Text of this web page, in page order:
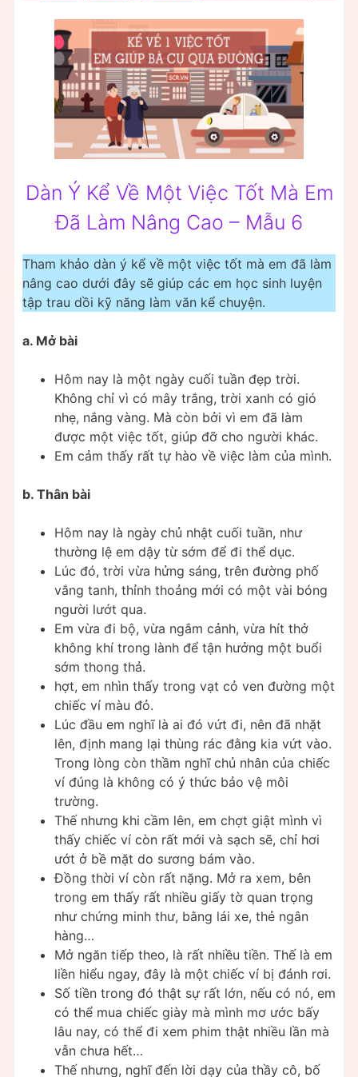
Dàn Ý Kể Về Một Việc Tốt Mà Em
Đã Làm Nâng Cao – Mẫu 6
Tham khảo dàn ý kể về một việc tốt mà em đã làm
nâng cao dưới đây sẽ giúp các em học sinh luyện
tập trau dồi kỹ năng làm văn kể chuyện.
a. Mở bài
Hôm nay là một ngày cuối tuần đẹp trời.
Không chỉ vì có mây trắng, trời xanh có gió
nhẹ, nắng vàng. Mà còn bởi vì em đã làm
được một việc tốt, giúp đỡ cho người khác.
Em cảm thấy rất tự hào về việc làm của mình.
b. Thân bài
Hôm nay là ngày chủ nhật cuối tuần, như
thường lệ em dậy từ sớm để đi thể dục.
Lúc đó, trời vừa hửng sáng, trên đường phố
vắng tanh, thỉnh thoảng mới có một vài bóng
người lướt qua.
Em vừa đi bộ, vừa ngắm cảnh, vừa hít thở
không khí trong lành để tận hưởng một buổi
sớm thong thả.
hợt, em nhìn thấy trong vạt cỏ ven đường một
chiếc ví màu đỏ.
Lúc đầu em nghĩ là ai đó vứt đi, nên đã nhặt
lên, định mang lại thùng rác đằng kia vứt vào.
Trong lòng còn thầm nghĩ chủ nhân của chiếc
ví đúng là không có ý thức bảo vệ môi
trường.
Thế nhưng khi cầm lên, em chợt giật mình vì
thấy chiếc ví còn rất mới và sạch sẽ, chỉ hơi
ướt ở bề mặt do sương bám vào.
Đồng thời ví còn rất nặng. Mở ra xem, bên
trong em thấy rất nhiều giấy tờ quan trọng
như chứng minh thư, bằng lái xe, thẻ ngân
hàng…
Mở ngăn tiếp theo, là rất nhiều tiền. Thế là em
liền hiểu ngay, đây là một chiếc ví bị đánh rơi.
Số tiền trong đó thật sự rất lớn, nếu có nó, em
có thể mua chiếc giày mà mình mơ ước bấy
lâu nay, có thể đi xem phim thật nhiều lần mà
vẫn chưa hết…
Thế nhưng, nghĩ đến lời dạy của thầy cô, bố